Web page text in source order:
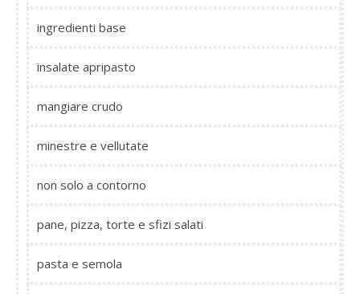
ingredienti base
insalate apripasto
mangiare crudo
minestre e vellutate
non solo a contorno
pane, pizza, torte e sfizi salati
pasta e semola